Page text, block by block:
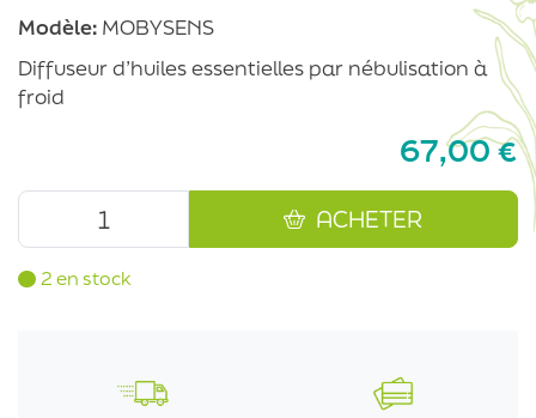
Modèle: MOBYSENS
Diffuseur d’huiles essentielles par nébulisation à
froid
67,00€
ACHETER
2 en stock